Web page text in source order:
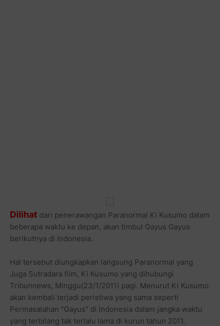
Dilihat dari penerawangan Paranormal Ki Kusumo dalam
beberapa waktu ke depan, akan timbul Gayus Gayus
berikutnya di Indonesia.
Hal tersebut diungkapkan langsung Paranormal yang
Juga Sutradara film, Ki Kusumo yang dihubungi
Tribunnews, Minggu(23/1/2011) pagi. Menurut Ki Kusumo
akan kembali terjadi peristiwa yang sama seperti
Permasalahan "Gayus" di Indonesia dalam jangka waktu
yang terbilang tak terlalu lama di kurun tahun 2011.